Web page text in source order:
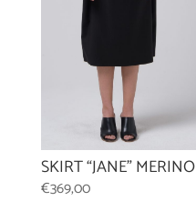
SKIRT “JANE” MERINO
€369,00